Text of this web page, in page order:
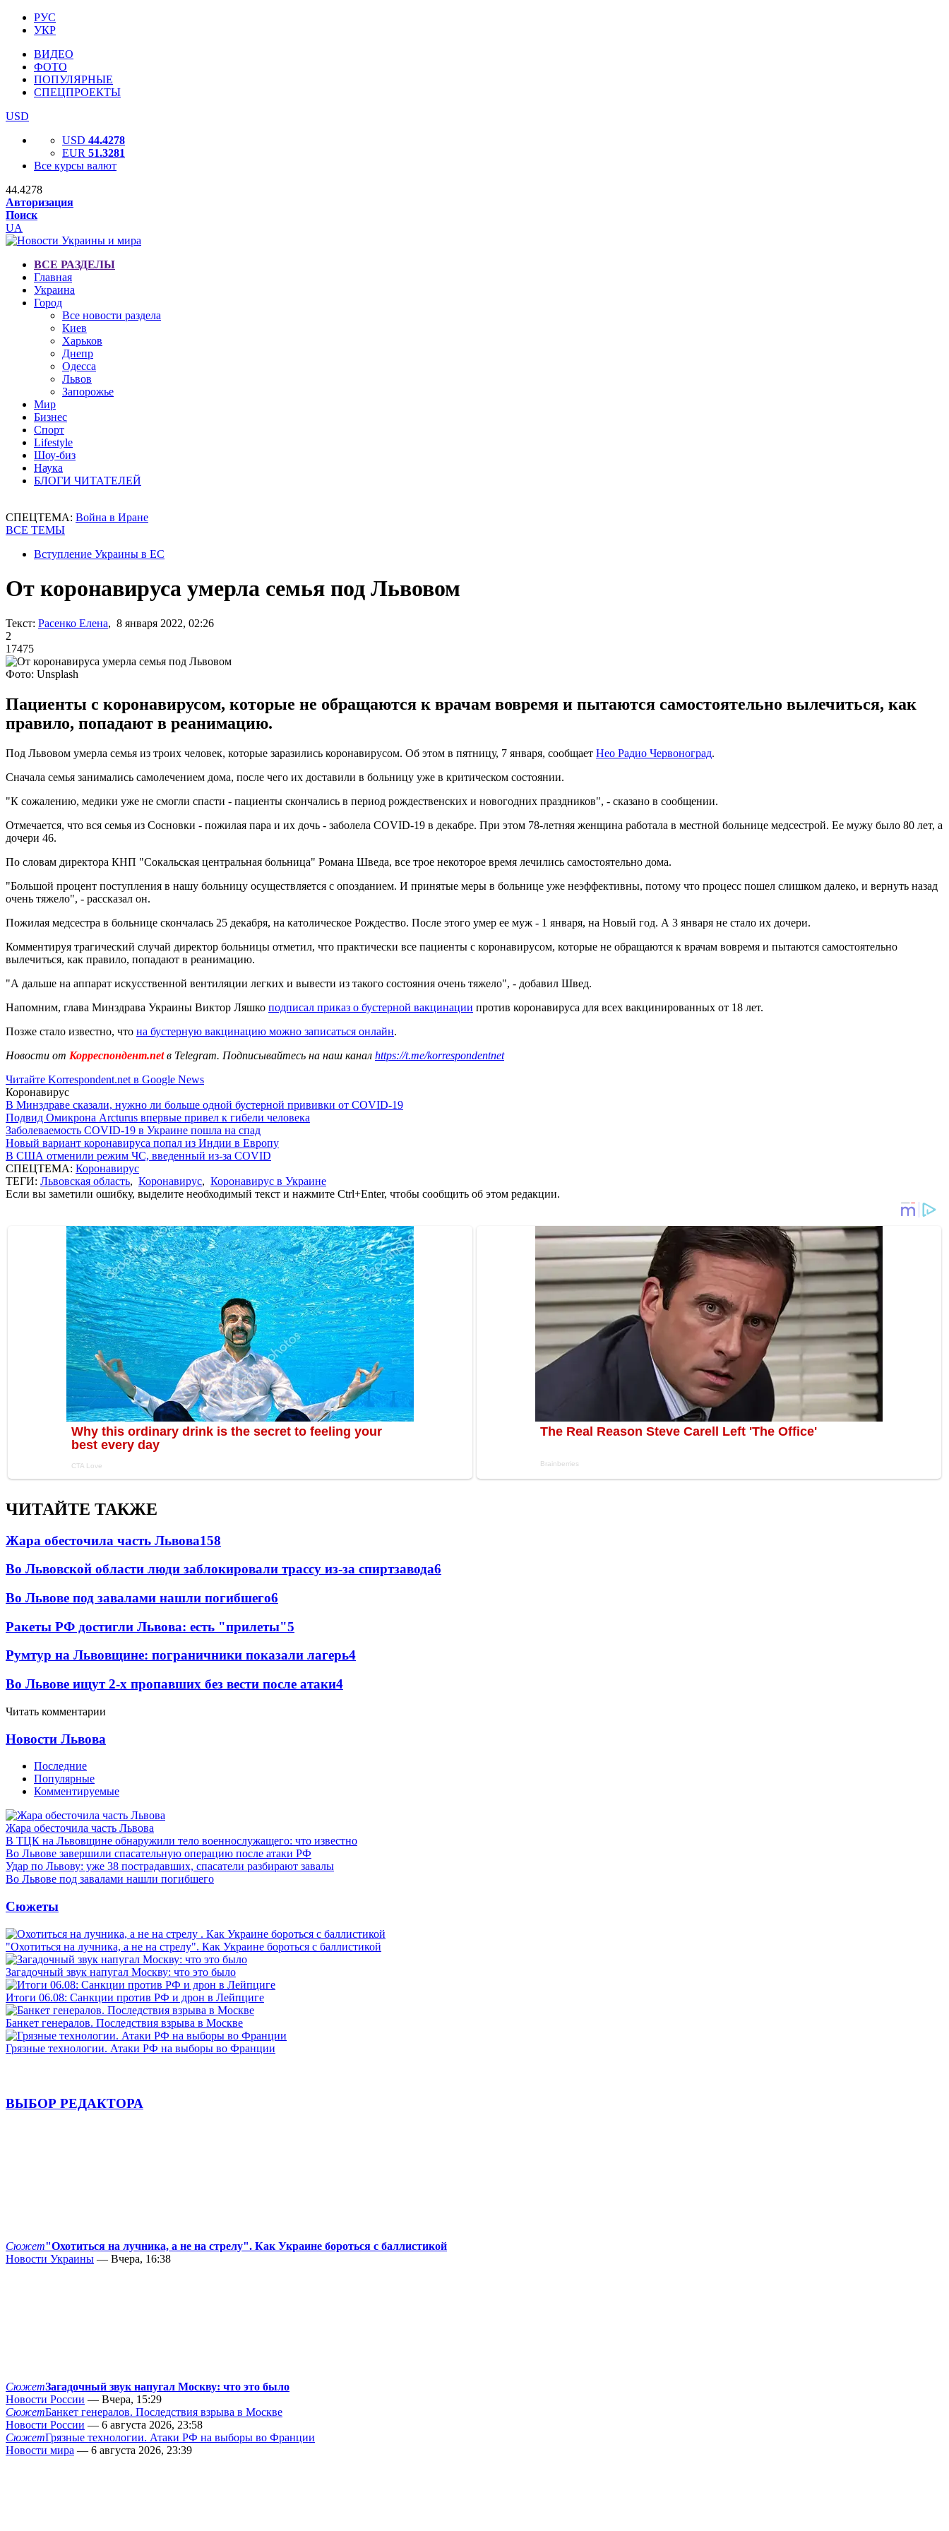
РУС
УКР
ВИДЕО
ФОТО
ПОПУЛЯРНЫЕ
СПЕЦПРОЕКТЫ
USD
USD 44.4278
EUR 51.3281
Все курсы валют
44.4278
Авторизация
Поиск
UA
ВСЕ РАЗДЕЛЫ
Главная
Украина
Город
Все новости раздела
Киев
Харьков
Днепр
Одесса
Львов
Запорожье
Мир
Бизнес
Спорт
Lifestyle
Шоу-биз
Наука
БЛОГИ ЧИТАТЕЛЕЙ
СПЕЦТЕМА: Война в Иране
ВСЕ ТЕМЫ
Вступление Украины в ЕС
От коронавируса умерла семья под Львовом
Текст: Расенко Елена, 8 января 2022, 02:26
2
17475
Фото: Unsplash
Пациенты с коронавирусом, которые не обращаются к врачам вовремя и пытаются самостоятельно вылечиться, как
правило, попадают в реанимацию.
Под Львовом умерла семья из троих человек, которые заразились коронавирусом. Об этом в пятницу, 7 января, сообщает Нео Радио Червоноград.
Сначала семья занимались самолечением дома, после чего их доставили в больницу уже в критическом состоянии.
"К сожалению, медики уже не смогли спасти - пациенты скончались в период рождественских и новогодних праздников", - сказано в сообщении.
Отмечается, что вся семья из Сосновки - пожилая пара и их дочь - заболела COVID-19 в декабре. При этом 78-летняя женщина работала в местной больнице медсестрой. Ее мужу было 80 лет, а
дочери 46.
По словам директора КНП "Сокальская центральная больница" Романа Шведа, все трое некоторое время лечились самостоятельно дома.
"Большой процент поступления в нашу больницу осуществляется с опозданием. И принятые меры в больнице уже неэффективны, потому что процесс пошел слишком далеко, и вернуть назад
очень тяжело", - рассказал он.
Пожилая медсестра в больнице скончалась 25 декабря, на католическое Рождество. После этого умер ее муж - 1 января, на Новый год. А 3 января не стало их дочери.
Комментируя трагический случай директор больницы отметил, что практически все пациенты с коронавирусом, которые не обращаются к врачам вовремя и пытаются самостоятельно
вылечиться, как правило, попадают в реанимацию.
"А дальше на аппарат искусственной вентиляции легких и вывести из такого состояния очень тяжело", - добавил Швед.
Напомним, глава Минздрава Украины Виктор Ляшко подписал приказ о бустерной вакцинации против коронавируса для всех вакцинированных от 18 лет.
Позже стало известно, что на бустерную вакцинацию можно записаться онлайн.
Новости от Корреспондент.netв Telegram. Подписывайтесь на наш канал https://t.me/korrespondentnet
Читайте Korrespondent.net в Google News
Коронавирус
В Минздраве сказали, нужно ли больше одной бустерной прививки от COVID-19
Подвид Омикрона Arcturus впервые привел к гибели человека
Заболеваемость COVID-19 в Украине пошла на спад
Новый вариант коронавируса попал из Индии в Европу
В США отменили режим ЧС, введенный из-за COVID
СПЕЦТЕМА: Коронавирус
ТЕГИ: Львовская область, Коронавирус, Коронавирус в Украине
Если вы заметили ошибку, выделите необходимый текст и нажмите Ctrl+Enter, чтобы сообщить об этом редакции.
ЧИТАЙТЕ ТАКЖЕ
Жара обесточила часть Львова158
Во Львовской области люди заблокировали трассу из-за спиртзавода6
Во Львове под завалами нашли погибшего6
Ракеты РФ достигли Львова: есть "прилеты"5
Румтур на Львовщине: пограничники показали лагерь4
Во Львове ищут 2-х пропавших без вести после атаки4
Читать комментарии
Новости Львова
Последние
Популярные
Комментируемые
Жара обесточила часть Львова
В ТЦК на Львовщине обнаружили тело военнослужащего: что известно
Во Львове завершили спасательную операцию после атаки РФ
Удар по Львову: уже 38 пострадавших, спасатели разбирают завалы
Во Львове под завалами нашли погибшего
Сюжеты
"Охотиться на лучника, а не на стрелу". Как Украине бороться с баллистикой
Загадочный звук напугал Москву: что это было
Итоги 06.08: Санкции против РФ и дрон в Лейпциге
Банкет генералов. Последствия взрыва в Москве
Грязные технологии. Атаки РФ на выборы во Франции
ВЫБОР РЕДАКТОРА
Сюжет"Охотиться на лучника, а не на стрелу". Как Украине бороться с баллистикой
Новости Украины — Вчера, 16:38
СюжетЗагадочный звук напугал Москву: что это было
Новости России — Вчера, 15:29
СюжетБанкет генералов. Последствия взрыва в Москве
Новости России — 6 августа 2026, 23:58
СюжетГрязные технологии. Атаки РФ на выборы во Франции
Новости мира — 6 августа 2026, 23:39